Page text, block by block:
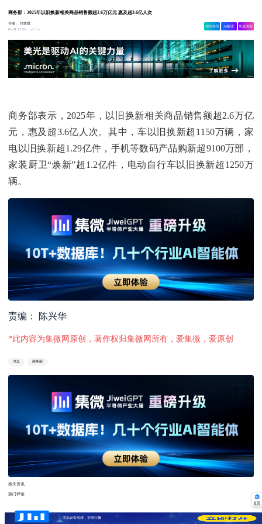
商务部：2025年以旧换新相关商品销售额超2.6万亿元 惠及超3.6亿人次
作者：张轶群
01-01 17:55
7.2w
相关舆情 AI解读 生成海报
商务部表示，2025年，以旧换新相关商品销售额超2.6万亿
元，惠及超3.6亿人次。其中，车以旧换新超1150万辆，家
电以旧换新超1.29亿件，手机等数码产品购新超9100万部，
家装厨卫“焕新”超1.2亿件，电动自行车以旧换新超1250万
辆。
责编： 陈兴华
*此内容为集微网原创，著作权归集微网所有，爱集微，爱原创
汽车 商务部
相关资讯
热门评论
固晶设备双雄，业绩狂飙
首页